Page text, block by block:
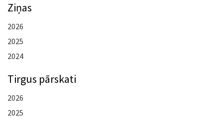
Ziņas
2026
2025
2024
Tirgus pārskati
2026
2025